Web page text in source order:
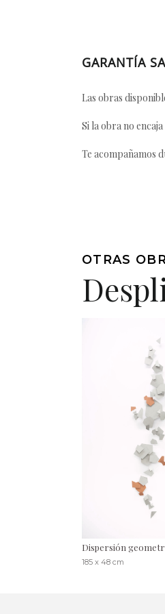
GARANTÍA
Las obras
Si la obra no
Te acompañamos
OTRAS
Dispersión
185 x 48 cm